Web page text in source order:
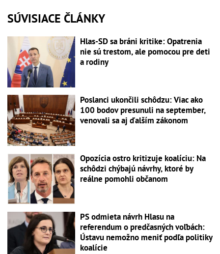
SÚVISIACE ČLÁNKY
Hlas-SD sa bráni kritike: Opatrenia
nie sú trestom, ale pomocou pre deti
a rodiny
Poslanci ukončili schôdzu: Viac ako
100 bodov presunuli na september,
venovali sa aj ďalším zákonom
Opozícia ostro kritizuje koalíciu: Na
schôdzi chýbajú návrhy, ktoré by
reálne pomohli občanom
PS odmieta návrh Hlasu na
referendum o predčasných voľbách:
Ústavu nemožno meniť podľa politiky
koalície